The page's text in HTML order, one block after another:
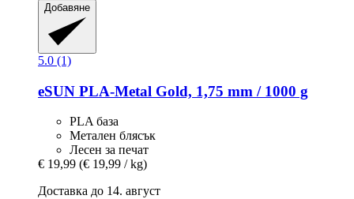
Добавяне
5.0 (1)
eSUN PLA-​Metal Gold, 1,75 mm / 1000 g
PLA база
Метален блясък
Лесен за печат
€ 19,99 (€ 19,99 / kg)
Доставка до 14. август